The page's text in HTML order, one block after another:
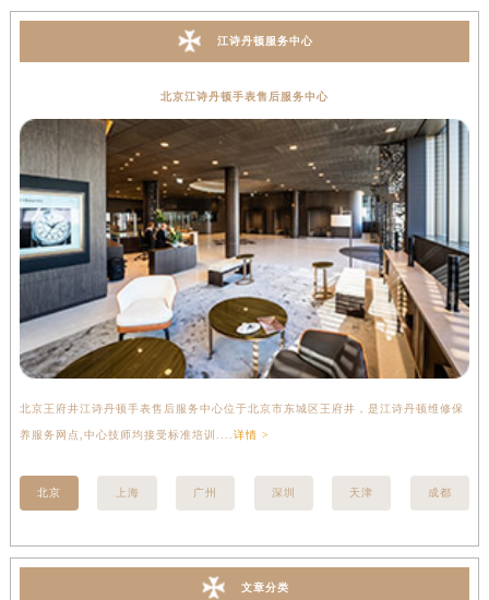
江诗丹顿服务中心
北京江诗丹顿手表售后服务中心
北京王府井江诗丹顿手表售后服务中心位于北京市东城区王府井，是江诗丹顿维修保
养服务网点,中心技师均接受标准培训.... 详情 >
北京 上海 广州 深圳 天津 成都
文章分类